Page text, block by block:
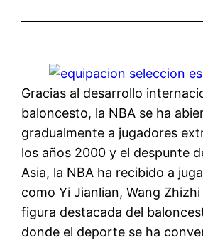
Gracias al desarrollo
baloncesto, la NBA se ha
gradualmente a jugadores
los años 2000 y el despunte
Asia, la NBA ha recibido a
como Yi Jianlian, Wang
figura destacada del
donde el deporte se ha